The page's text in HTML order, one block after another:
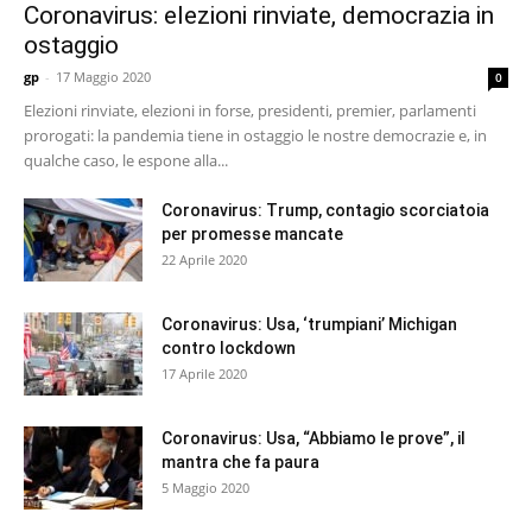
Coronavirus: elezioni rinviate, democrazia in
ostaggio
gp - 17 Maggio 2020 0
Elezioni rinviate, elezioni in forse, presidenti, premier, parlamenti
prorogati: la pandemia tiene in ostaggio le nostre democrazie e, in
qualche caso, le espone alla...
Coronavirus: Trump, contagio scorciatoia
per promesse mancate
22 Aprile 2020
Coronavirus: Usa, ‘trumpiani’ Michigan
contro lockdown
17 Aprile 2020
Coronavirus: Usa, “Abbiamo le prove”, il
mantra che fa paura
5 Maggio 2020